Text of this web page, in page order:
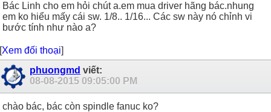
Bác Linh cho em hỏi chút a.em mua driver hãng bác.nhung
em ko hiểu mấy cái sw. 1/8.. 1/16... Các sw này nó chỉnh vi
bước tính như nào a?
[Xem đối thoại]
phuongmd viết:
08-08-2015 09:05:00 PM
chào bác, bác còn spindle fanuc ko?